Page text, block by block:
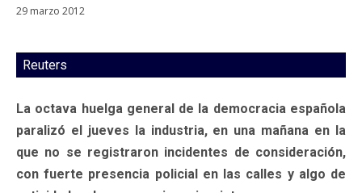
29 marzo 2012
Reuters
La octava huelga general de la democracia española
paralizó el jueves la industria, en una mañana en la
que no se registraron incidentes de consideración,
con fuerte presencia policial en las calles y algo de